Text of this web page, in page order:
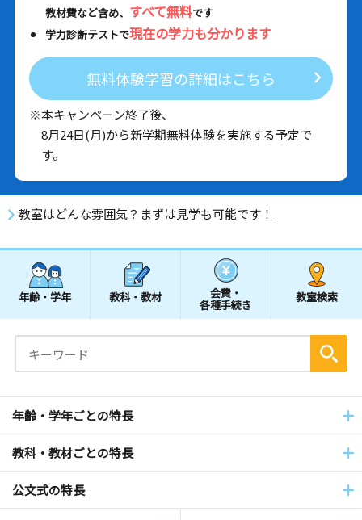
教材費など含め、 すべて無料です
学力診断テストで現在の学力も分かります
無料体験学習の詳細はこちら
※本キャンペーン終了後、
8月24日(月)から新学期無料体験を実施する予定で
す。
教室はどんな雰囲気？まずは見学も可能です！
年齢・学年 教科・教材 会費・
各種手続き
教室検索
年齢・学年ごとの特長
教科・教材ごとの特長
公文式の特長